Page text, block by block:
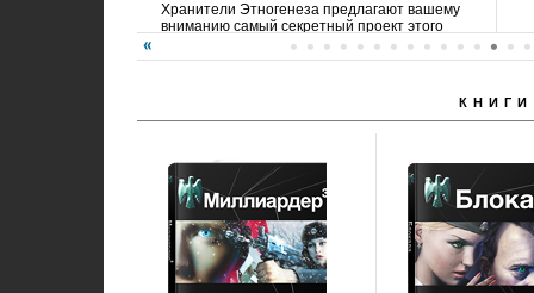
Хранители Этногенеза предлагают вашему
вниманию самый секретный проект этого
КНИГИ